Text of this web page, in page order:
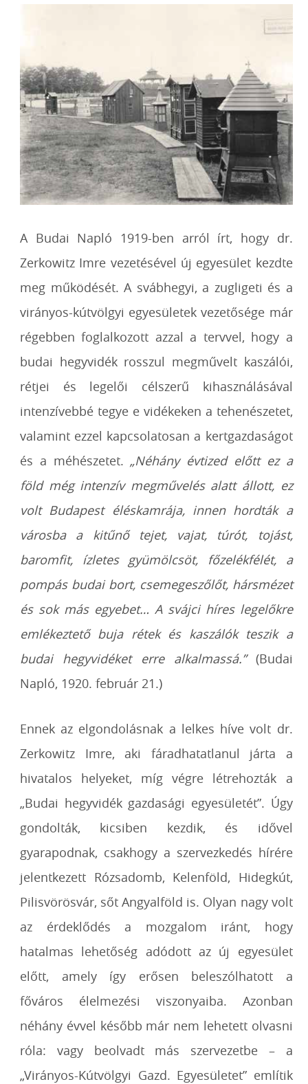
A Budai Napló 1919-ben arról írt, hogy dr.
Zerkowitz Imre vezetésével új egyesület kezdte
meg működését. A svábhegyi, a zugligeti és a
virányos-kútvölgyi egyesületek vezetősége már
régebben foglalkozott azzal a tervvel, hogy a
budai hegyvidék rosszul megművelt kaszálói,
rétjei és legelői célszerű kihasználásával
intenzívebbé tegye e vidékeken a tehenészetet,
valamint ezzel kapcsolatosan a kertgazdaságot
és a méhészetet. „Néhány évtized előtt ez a
föld még intenzív megművelés alatt állott, ez
volt Budapest éléskamrája, innen hordták a
városba a kitűnő tejet, vajat, túrót, tojást,
baromfit, ízletes gyümölcsöt, főzelékfélét, a
pompás budai bort, csemegeszőlőt, hársmézet
és sok más egyebet… A svájci híres legelőkre
emlékeztető buja rétek és kaszálók teszik a
budai hegyvidéket erre alkalmassá.”(Budai
Napló, 1920. február 21.)
Ennek az elgondolásnak a lelkes híve volt dr.
Zerkowitz Imre, aki fáradhatatlanul járta a
hivatalos helyeket, míg végre létrehozták a
„Budai hegyvidék gazdasági egyesületét”. Úgy
gondolták, kicsiben kezdik, és idővel
gyarapodnak, csakhogy a szervezkedés hírére
jelentkezett Rózsadomb, Kelenföld, Hidegkút,
Pilisvörösvár, sőt Angyalföld is. Olyan nagy volt
az érdeklődés a mozgalom iránt, hogy
hatalmas lehetőség adódott az új egyesület
előtt, amely így erősen beleszólhatott a
főváros élelmezési viszonyaiba. Azonban
néhány évvel később már nem lehetett olvasni
róla: vagy beolvadt más szervezetbe – a
„Virányos-Kútvölgyi Gazd. Egyesületet” említik